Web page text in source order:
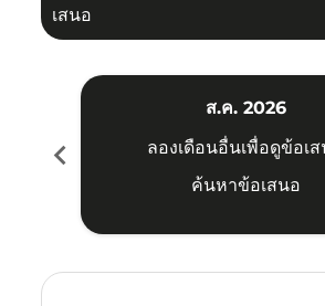
เสนอ
chevron_left
ส.ค. 2026
ลองเดือนอื่นเพื่อดูข้อเ
ค้นหาข้อเสนอ